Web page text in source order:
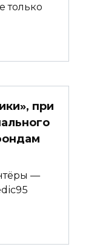
только
при
—